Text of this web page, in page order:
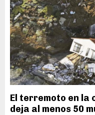
El terremoto en la
deja al menos 50